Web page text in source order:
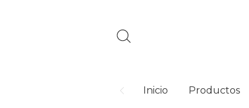
Inicio Productos